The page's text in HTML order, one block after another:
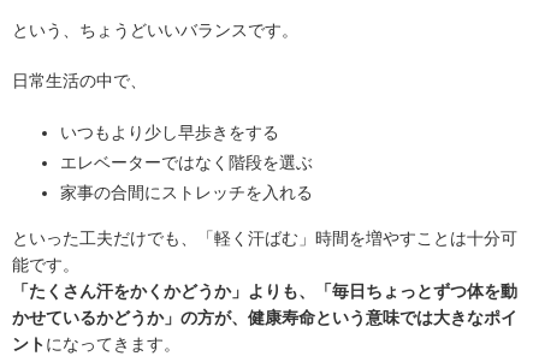
という、ちょうどいいバランスです。
日常生活の中で、
いつもより少し早歩きをする
エレベーターではなく階段を選ぶ
家事の合間にストレッチを入れる
といった工夫だけでも、「軽く汗ばむ」時間を増やすことは十分可
能です。
「たくさん汗をかくかどうか」よりも、「毎日ちょっとずつ体を動
かせているかどうか」の方が、健康寿命という意味では大きなポイ
ントになってきます。